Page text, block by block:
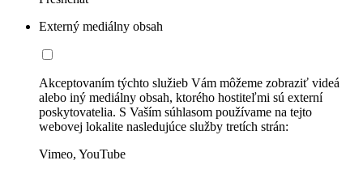
Externý mediálny obsah
Akceptovaním týchto služieb Vám môžeme zobraziť videá
alebo iný mediálny obsah, ktorého hostiteľmi sú externí
poskytovatelia. S Vaším súhlasom používame na tejto
webovej lokalite nasledujúce služby tretích strán:
Vimeo, YouTube